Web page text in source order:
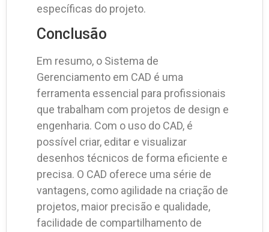
específicas do projeto.
Conclusão
Em resumo, o Sistema de
Gerenciamento em CAD é uma
ferramenta essencial para profissionais
que trabalham com projetos de design e
engenharia. Com o uso do CAD, é
possível criar, editar e visualizar
desenhos técnicos de forma eficiente e
precisa. O CAD oferece uma série de
vantagens, como agilidade na criação de
projetos, maior precisão e qualidade,
facilidade de compartilhamento de